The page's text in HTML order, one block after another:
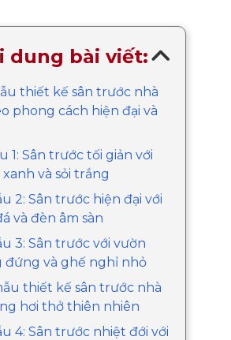
dung bài viết:
thiết kế sân trước nhà
phong cách hiện đại và
1: Sân trước tối giản với
và sỏi trắng
2: Sân trước hiện đại với
và đèn âm sàn
3: Sân trước với vườn
đứng và ghế nghỉ nhỏ
thiết kế sân trước nhà
hơi thở thiên nhiên
4: Sân trước nhiệt đới với